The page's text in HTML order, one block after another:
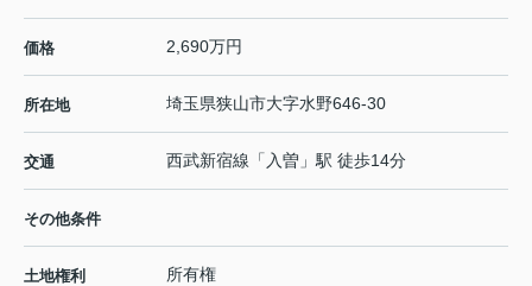
価格 2,690万円
所在地 埼玉県狭山市大字水野646-30
交通 西武新宿線 「 入曽 」駅 徒歩14分
その他条件
土地権利 所有権